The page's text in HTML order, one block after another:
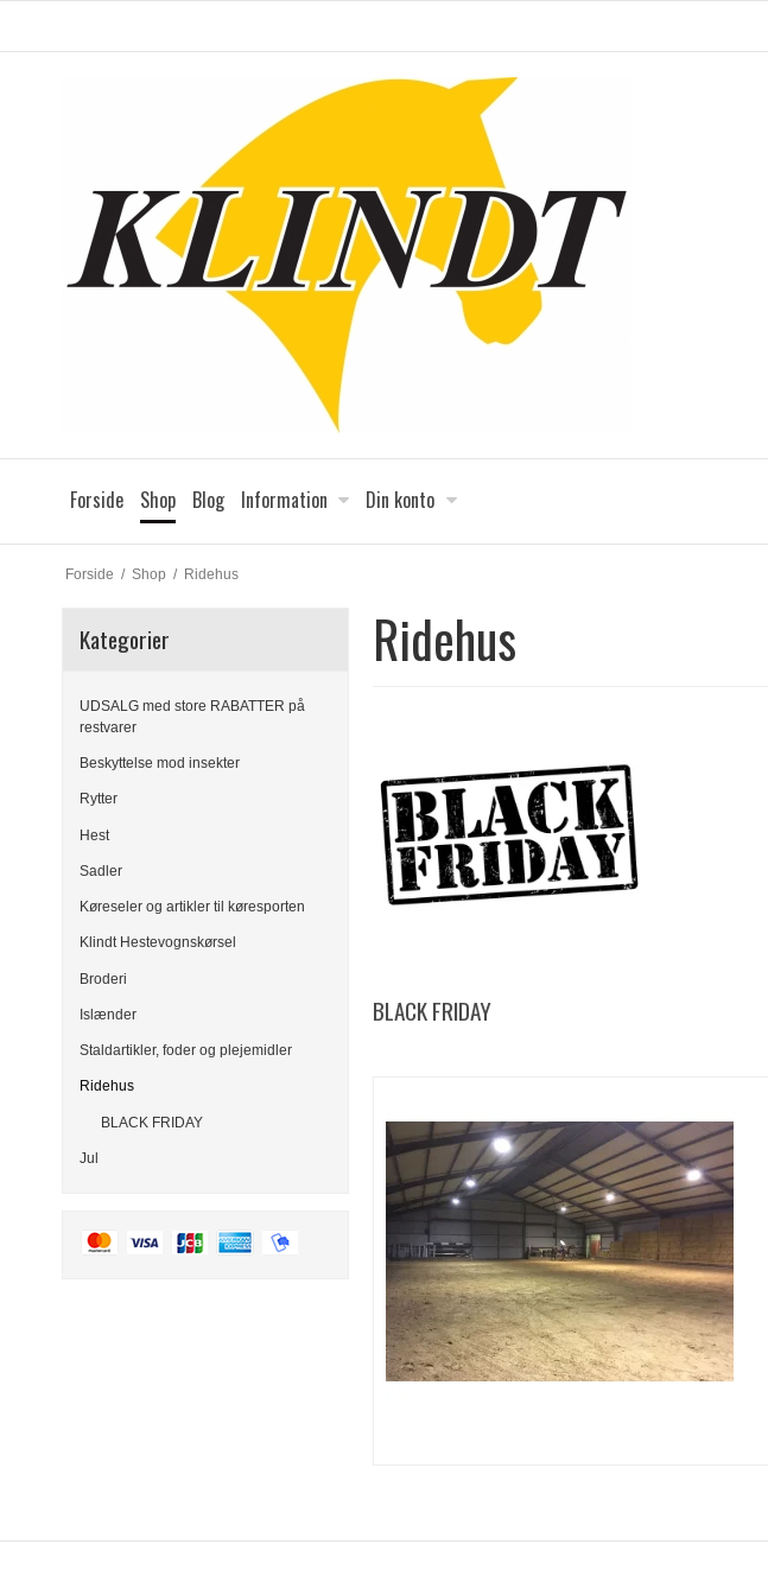
Forside Shop Blog Information Din konto
Forside / Shop / Ridehus
Kategorier
UDSALG med store RABATTER på
restvarer
Beskyttelse mod insekter
Rytter
Hest
Sadler
Køreseler og artikler til køresporten
Klindt Hestevognskørsel
Broderi
Islænder
Staldartikler, foder og plejemidler
Ridehus
BLACK FRIDAY
Jul
Ridehus
BLACK FRIDAY